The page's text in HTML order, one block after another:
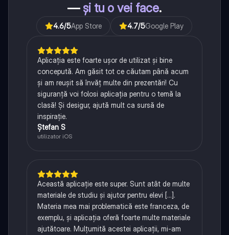
— și tu o vei face.
4.6/5App Store 4.7/5Google Play
Aplicația este foarte ușor de utilizat și bine
concepută. Am găsit tot ce căutam până acum
și am reușit să învăț multe din prezentări! Cu
siguranță voi folosi aplicația pentru o temă la
clasă! Și desigur, ajută mult ca sursă de
inspirație.
Ștefan S
utilizator iOS
Această aplicație este super. Sunt atât de multe
materiale de studiu și ajutor pentru elevi [...].
Materia mea mai problematică este franceza, de
exemplu, și aplicația oferă foarte multe materiale
ajutătoare. Mulțumită acestei aplicații, mi-am